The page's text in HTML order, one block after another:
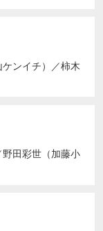
ンイチ） ／柿木
野田彩世（加藤小